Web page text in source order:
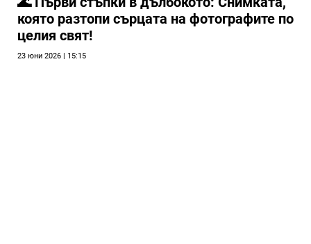
която разтопи сърцата на фотографите по
целия свят!
23 юни 2026 | 15:15